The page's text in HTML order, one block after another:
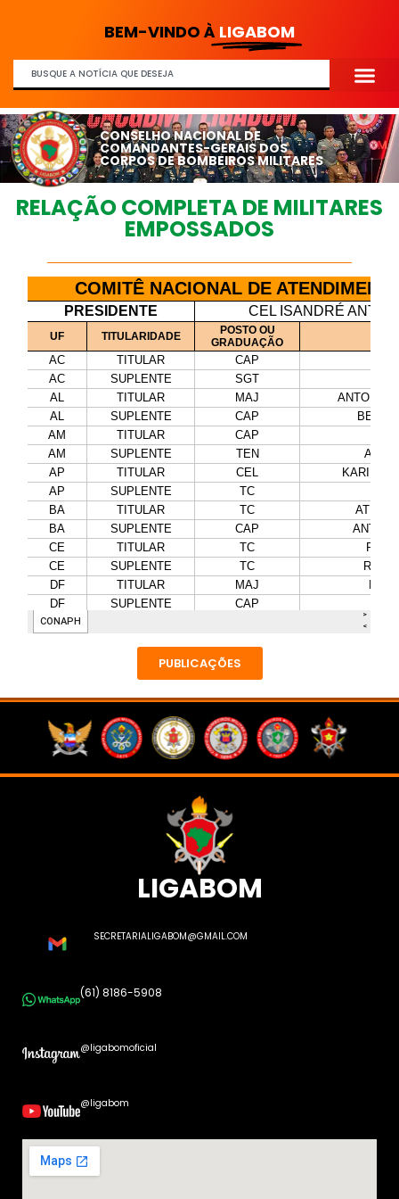
BEM-VINDO À LIGABOM
CONSELHO NACIONAL DE
COMANDANTES-GERAIS DOS
CORPOS DE BOMBEIROS MILITARES
RELAÇÃO COMPLETA DE MILITARES
EMPOSSADOS
PUBLICAÇÕES
LIGABOM
SECRETARIALIGABOM@GMAIL.COM
(61) 8186-5908
@ligabomoficial
@ligabom